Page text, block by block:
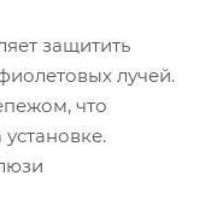
защитить
лучей.
что